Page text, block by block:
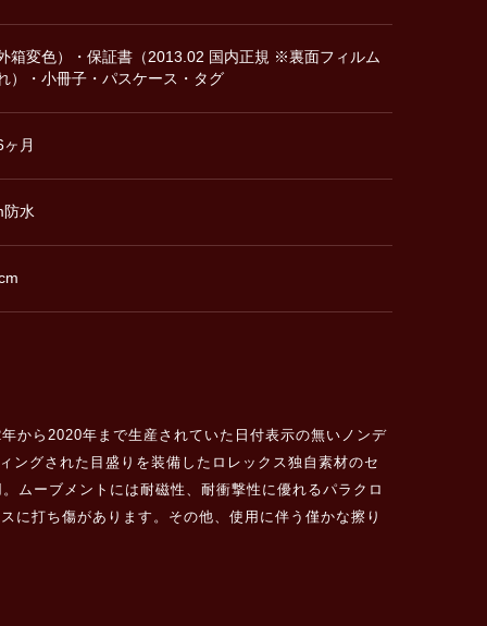
箱変色）・保証書（2013.02 国内正規 ※裏面フィルム
）・小冊子・パスケース・タグ
月
防水
から2020年まで生産されていた日付表示の無いノンデ
ングされた目盛りを装備したロレックス独自素材のセ
ムーブメントには耐磁性、耐衝撃性に優れるパラクロ
に打ち傷があります。その他、使用に伴う僅かな擦り